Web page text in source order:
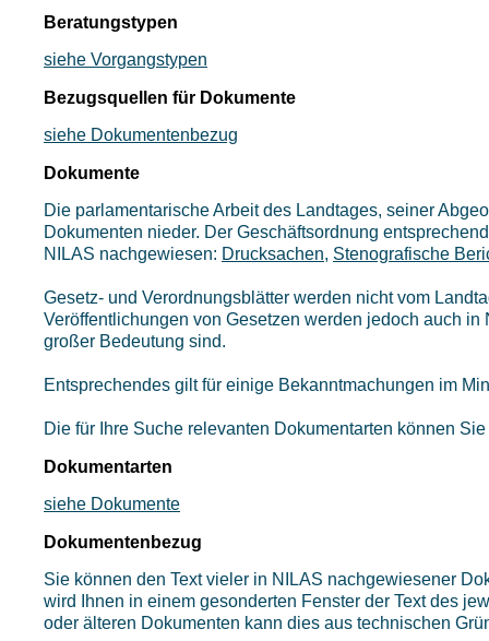
Beratungstypen
siehe Vorgangstypen
Bezugsquellen für Dokumente
siehe Dokumentenbezug
Dokumente
Die parlamentarische Arbeit des Landtages, seiner
Dokumenten nieder. Der Geschäftsordnung
NILAS nachgewiesen: Drucksachen, Stenografische
Gesetz- und Verordnungsblätter werden nicht vom
Veröffentlichungen von Gesetzen werden jedoch auch
großer Bedeutung sind.
Entsprechendes gilt für einige Bekanntmachungen im
Die für Ihre Suche relevanten Dokumentarten können
Dokumentarten
siehe Dokumente
Dokumentenbezug
Sie können den Text vieler in NILAS nachgewiesener
wird Ihnen in einem gesonderten Fenster der Text des
oder älteren Dokumenten kann dies aus technischen